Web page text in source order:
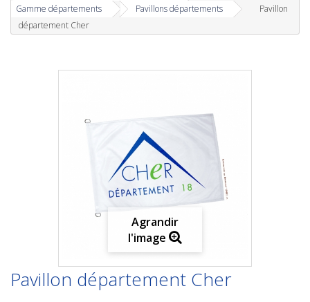
Gamme départements
Pavillons départements
Pavillon
département Cher
Agrandir
l'image
Pavillon département Cher